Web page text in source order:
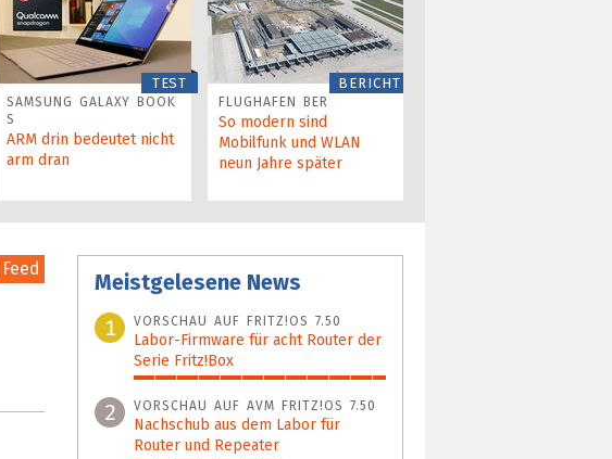
TEST
SAMSUNG GALAXY BOOK
S
ARM drin bedeutet nicht
arm dran
BERICHT
FLUGHAFEN BER
So modern sind
Mobilfunk und WLAN
neun Jahre später
Feed
Meistgelesene News
1
VORSCHAU AUF FRITZ!OS 7.50
Labor-Firmware für acht Router der
Serie Fritz!Box
100%
2 VORSCHAU AUF AVM FRITZ!OS 7.50
Nachschub aus dem Labor für
Router und Repeater